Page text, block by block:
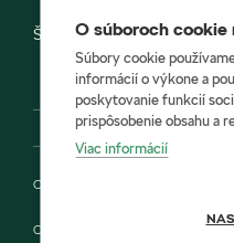
Škoda E-shop
Ochrana osobných údajov
Cookies
O súboroch cookie
Súbory cookie
informácií o výkone a
poskytovanie funkcií
prispôsobenie obsahu a
Viac informácií